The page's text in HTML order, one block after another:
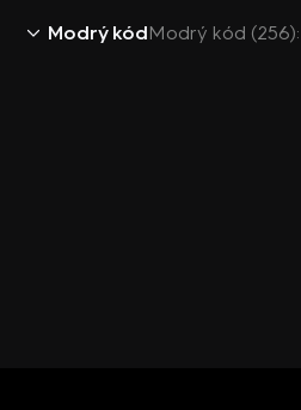
Modrý kód